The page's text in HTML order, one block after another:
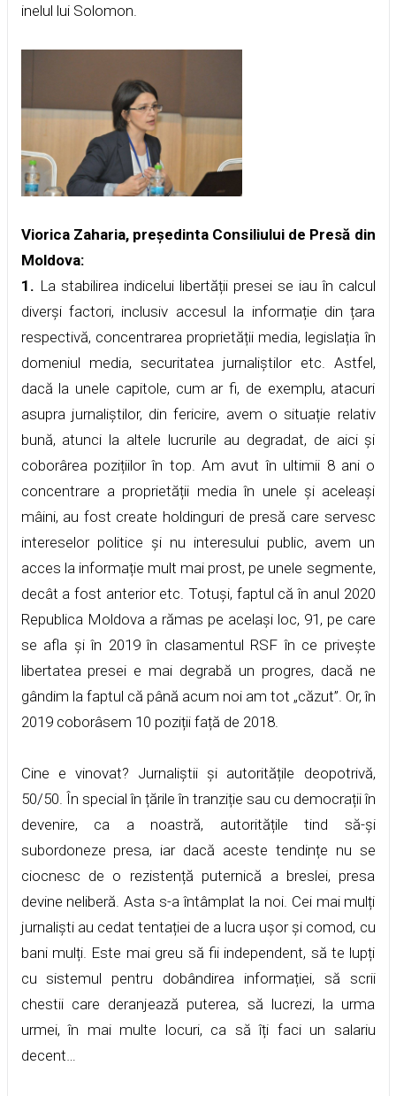
inelul lui Solomon.
Viorica Zaharia, președinta Consiliului de Presă din
Moldova:
1. La stabilirea indicelui libertății presei se iau în calcul
diverși factori, inclusiv accesul la informație din țara
respectivă, concentrarea proprietății media, legislația în
domeniul media, securitatea jurnaliștilor etc. Astfel,
dacă la unele capitole, cum ar fi, de exemplu, atacuri
asupra jurnaliștilor, din fericire, avem o situație relativ
bună, atunci la altele lucrurile au degradat, de aici și
coborârea pozițiilor în top. Am avut în ultimii 8 ani o
concentrare a proprietății media în unele și aceleași
mâini, au fost create holdinguri de presă care servesc
intereselor politice și nu interesului public, avem un
acces la informație mult mai prost, pe unele segmente,
decât a fost anterior etc. Totuși, faptul că în anul 2020
Republica Moldova a rămas pe același loc, 91, pe care
se afla și în 2019 în clasamentul RSF în ce privește
libertatea presei e mai degrabă un progres, dacă ne
gândim la faptul că până acum noi am tot „căzut”. Or, în
2019 coborâsem 10 poziții față de 2018.
Cine e vinovat? Jurnaliștii și autoritățile deopotrivă,
50/50. În special în țările în tranziție sau cu democrații în
devenire, ca a noastră, autoritățile tind să-și
subordoneze presa, iar dacă aceste tendințe nu se
ciocnesc de o rezistență puternică a breslei, presa
devine neliberă. Asta s-a întâmplat la noi. Cei mai mulți
jurnaliști au cedat tentației de a lucra ușor și comod, cu
bani mulți. Este mai greu să fii independent, să te lupți
cu sistemul pentru dobândirea informației, să scrii
chestii care deranjează puterea, să lucrezi, la urma
urmei, în mai multe locuri, ca să îți faci un salariu
decent…